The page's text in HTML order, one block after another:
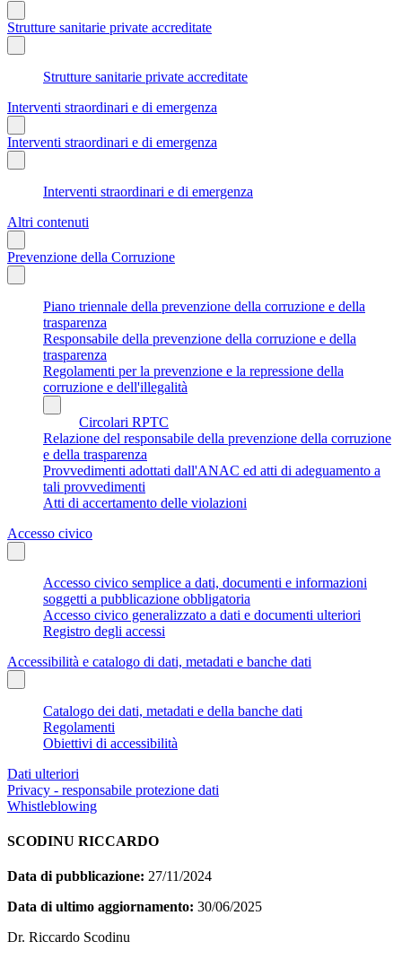
Strutture sanitarie private accreditate
Strutture sanitarie private accreditate
Interventi straordinari e di emergenza
Interventi straordinari e di emergenza
Interventi straordinari e di emergenza
Altri contenuti
Prevenzione della Corruzione
Piano triennale della prevenzione della corruzione e della
trasparenza
Responsabile della prevenzione della corruzione e della
trasparenza
Regolamenti per la prevenzione e la repressione della
corruzione e dell'illegalità
Circolari RPTC
Relazione del responsabile della prevenzione della corruzione
e della trasparenza
Provvedimenti adottati dall'ANAC ed atti di adeguamento a
tali provvedimenti
Atti di accertamento delle violazioni
Accesso civico
Accesso civico semplice a dati, documenti e informazioni
soggetti a pubblicazione obbligatoria
Accesso civico generalizzato a dati e documenti ulteriori
Registro degli accessi
Accessibilità e catalogo di dati, metadati e banche dati
Catalogo dei dati, metadati e della banche dati
Regolamenti
Obiettivi di accessibilità
Dati ulteriori
Privacy - responsabile protezione dati
Whistleblowing
SCODINU RICCARDO
Data di pubblicazione: 27/11/2024
Data di ultimo aggiornamento: 30/06/2025
Dr. Riccardo Scodinu